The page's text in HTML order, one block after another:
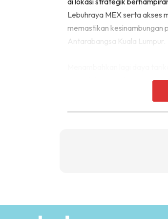
Lebuhraya MEX serta akses
memastikan kesinambungan
Antarabangsa Kuala Lumpur.
kemudahan beli-belah
keperluan harian mahu pun
Temui ruang hidup yang
berpengawal untuk